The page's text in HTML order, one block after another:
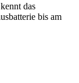
das
bis am